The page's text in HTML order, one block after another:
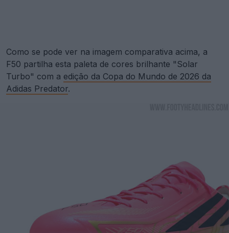
Como se pode ver na imagem comparativa acima, a
F50 partilha esta paleta de cores brilhante "Solar
Turbo" com a edição da Copa do Mundo de 2026 da
Adidas Predator.